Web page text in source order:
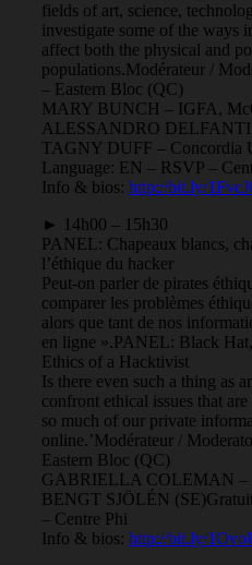
fields of art, science,
investigate some of the ways
affect both the physical and
populations.Modérateur /
– Eastern Bloc (QC)
MARY BUNCH – IGFA,
ALESSANDRO
TAGNY DUFF – Concordia
Language: EN – RSVP –
Info & bios: http://bit.ly/
► 14h00 – 15h30
PANEL: Chapeaux blancs,
l’éthique du hacker
Peut-on parler de pirates
comparer les problèmes
alors que tant de nos
en ligne ».PANEL: Black
Ethics of a Hacktivist
Is there even such a thing as
confront ethical issues that
so much of our private
online.’Modérateur /
Eastern Bloc (QC)
GABRIELLA COLEMAN –
BENGT SJÖLÉN (SE)
– Centre Phi
Info & bios: http://bit.ly/